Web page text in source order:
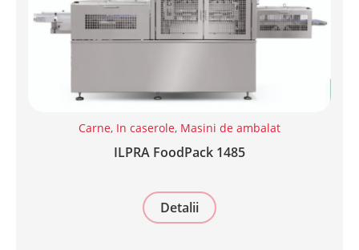
Carne, In caserole, Masini de ambalat
ILPRA FoodPack 1485
Detalii